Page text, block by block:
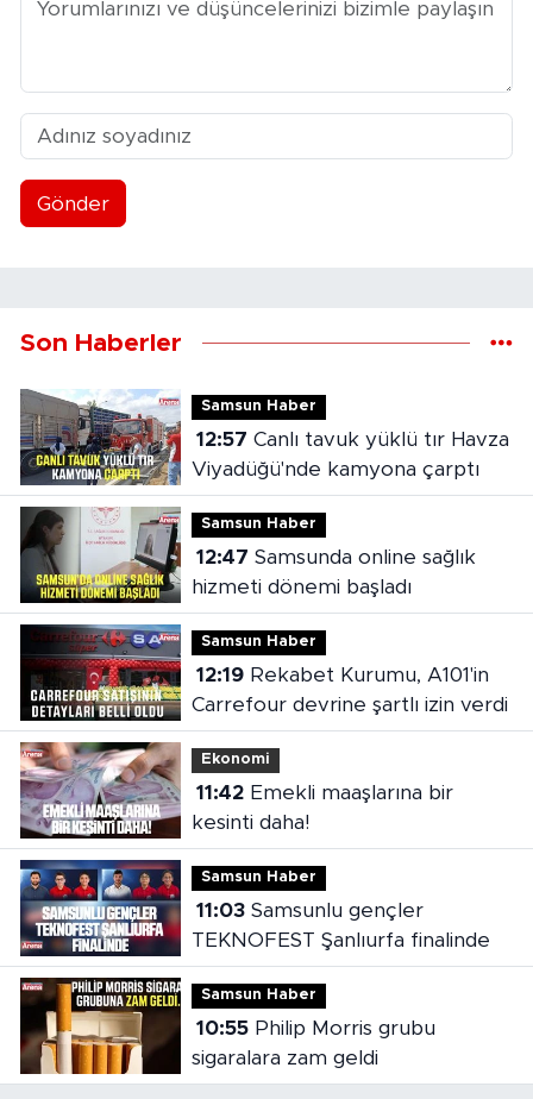
Gönder
Son Haberler
Samsun Haber
12:57
Viyadüğü'nde kamyona çarptı
Samsun Haber
12:47
hizmeti dönemi başladı
Samsun Haber
12:19Rekabet Kurumu, A101'in
Carrefour devrine şartlı izin verdi
Ekonomi
11:42Emekli maaşlarına bir
kesinti daha!
Samsun Haber
11:03Samsunlu gençler
TEKNOFEST Şanlıurfa finalinde
Samsun Haber
10:55Philip Morris grubu
sigaralara zam geldi